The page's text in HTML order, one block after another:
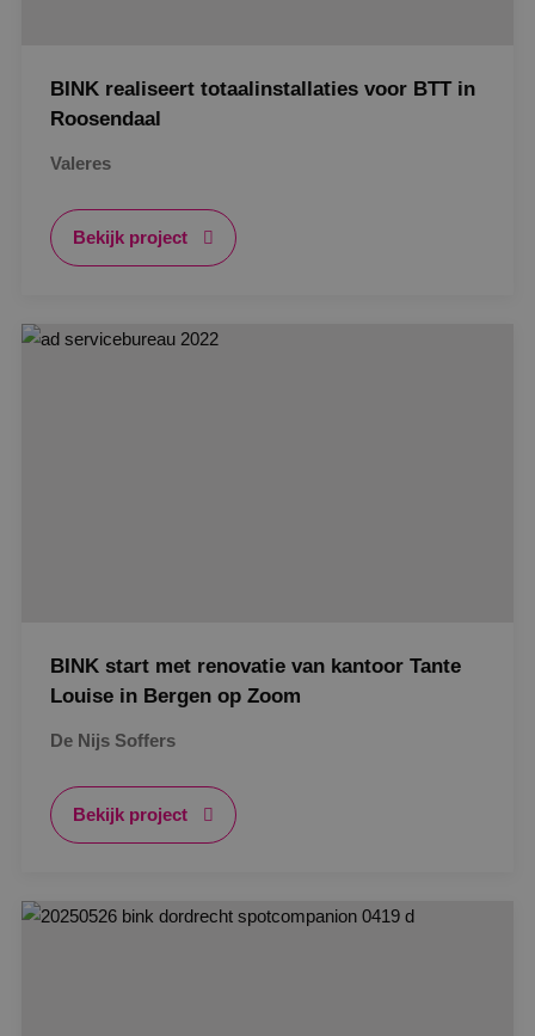
BINK realiseert totaalinstallaties voor BTT in
Roosendaal
Valeres
Bekijk project
BINK start met renovatie van kantoor Tante
Louise in Bergen op Zoom
De Nijs Soffers
Bekijk project